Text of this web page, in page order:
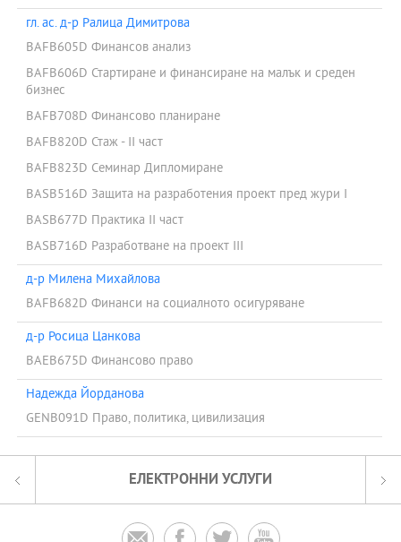
гл. ас. д-р Ралица Димитрова
BAFB605D Финансов анализ
BAFB606D Стартиране и финансиране на малък и среден
бизнес
BAFB708D Финансово планиране
BAFB820D Стаж - II част
BAFB823D Семинар Дипломиране
BASB516D Защита на разработения проект пред жури I
BASB677D Практика II част
BASB716D Разработване на проект III
д-р Милена Михайлова
BAFB682D Финанси на социалното осигуряване
д-р Росица Цанкова
BAEB675D Финансово право
Надежда Йорданова
GENB091D Право, политика, цивилизация
ЕЛЕКТРОННИ УСЛУГИ
   